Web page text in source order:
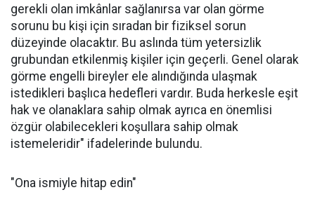
gerekli olan imkânlar sağlanırsa var olan görme
sorunu bu kişi için sıradan bir fiziksel sorun
düzeyinde olacaktır. Bu aslında tüm yetersizlik
grubundan etkilenmiş kişiler için geçerli. Genel olarak
görme engelli bireyler ele alındığında ulaşmak
istedikleri başlıca hedefleri vardır. Buda herkesle eşit
hak ve olanaklara sahip olmak ayrıca en önemlisi
özgür olabilecekleri koşullara sahip olmak
istemeleridir" ifadelerinde bulundu.
"Ona ismiyle hitap edin"